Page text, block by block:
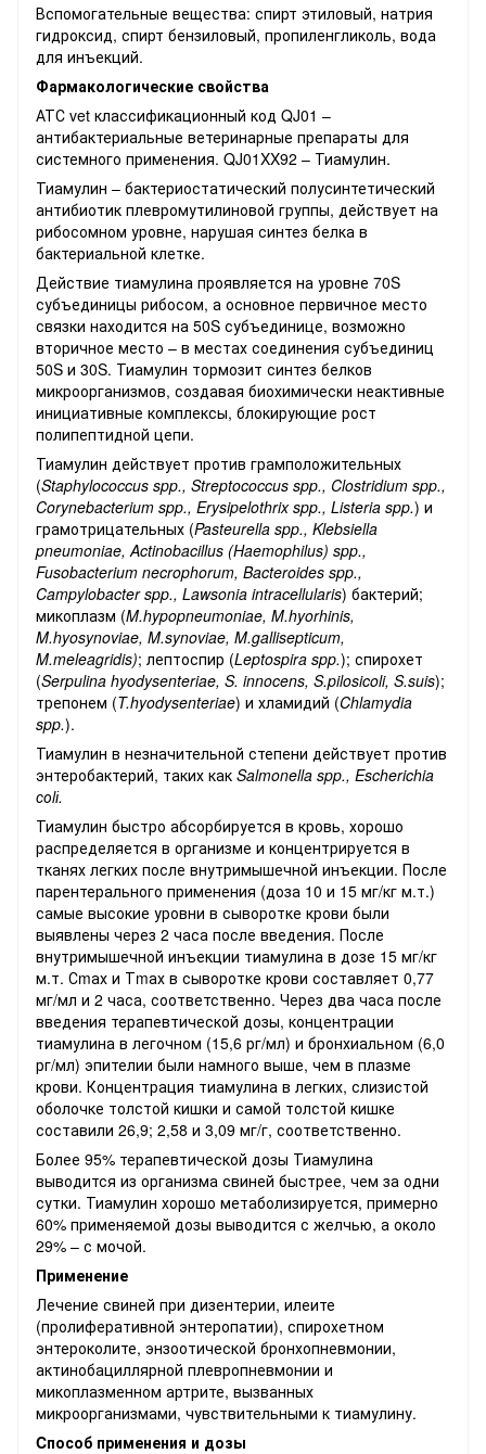
Вспомогательные вещества: спирт этиловый, натрия
гидроксид, спирт бензиловый, пропиленгликоль, вода
для инъекций.
Фармакологические свойства
АТС vet классификационный код QJ01 –
антибактериальные ветеринарные препараты для
системного применения. QJ01XX92 – Тиамулин.
Тиамулин – бактериостатический полусинтетический
антибиотик плевромутилиновой группы, действует на
рибосомном уровне, нарушая синтез белка в
бактериальной клетке.
Действие тиамулина проявляется на уровне 70S
субъединицы рибосом, а основное первичное место
связки находится на 50S субъединице, возможно
вторичное место – в местах соединения субъединиц
50S и 30S. Тиамулин тормозит синтез белков
микроорганизмов, создавая биохимически неактивные
инициативные комплексы, блокирующие рост
полипептидной цепи.
Тиамулин действует против грамположительных
(Staphylococcus spp., Streptococcus spp., Clostridium spp.,
Corynebacterium spp., Erysipelothrix spp., Listeria spp.) и
грамотрицательных (Pasteurella spp., Klebsiella
pneumoniae, Actinobacillus (Haemophilus) spp.,
Fusobacterium necrophorum, Bacteroides spp.,
Campylobacter spp., Lawsonia intracellularis) бактерий;
микоплазм (M.hypopneumoniae, M.hyorhinis,
M.hyosynoviae, M.synoviae, M.gallisepticum,
M.meleagridis); лептоспир (Leptospira spp.); спирохет
(Serpulina hyodysenteriae, S. innocens, S.pilosicoli, S.suis);
трепонем (T.hyodysenteriae) и хламидий (Chlamydia
spp.).
Тиамулин в незначительной степени действует против
энтеробактерий, таких как Salmonella spp., Escherichia
соlі.
Тиамулин быстро абсорбируется в кровь, хорошо
распределяется в организме и концентрируется в
тканях легких после внутримышечной инъекции. После
парентерального применения (доза 10 и 15 мг/кг м.т.)
самые высокие уровни в сыворотке крови были
выявлены через 2 часа после введения. После
внутримышечной инъекции тиамулина в дозе 15 мг/кг
м.т. Сmах и Тmах в сыворотке крови составляет 0,77
мг/мл и 2 часа, соответственно. Через два часа после
введения терапевтической дозы, концентрации
тиамулина в легочном (15,6 рг/мл) и бронхиальном (6,0
рг/мл) эпителии были намного выше, чем в плазме
крови. Концентрация тиамулина в легких, слизистой
оболочке толстой кишки и самой толстой кишке
составили 26,9; 2,58 и 3,09 мг/г, соответственно.
Более 95% терапевтической дозы Тиамулина
выводится из организма свиней быстрее, чем за одни
сутки. Тиамулин хорошо метаболизируется, примерно
60% применяемой дозы выводится с желчью, а около
29% – с мочой.
Применение
Лечение свиней при дизентерии, илеите
(пролиферативной энтеропатии), спирохетном
энтероколите, энзоотической бронхопневмонии,
актинобациллярной плевропневмонии и
микоплазменном артрите, вызванных
микроорганизмами, чувствительными к тиамулину.
Cпособ применения и дозы